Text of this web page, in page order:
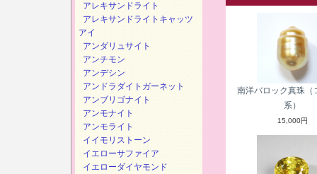
南洋バロック真珠（
系）
15,000円
アレキサンドライト
アレキサンドライトキャッツ
アイ
アンダリュサイト
アンチモン
アンデシン
アンドラダイトガーネット
アンブリゴナイト
アンモナイト
アンモライト
イイモリストーン
イエローサファイア
イエローダイヤモンド